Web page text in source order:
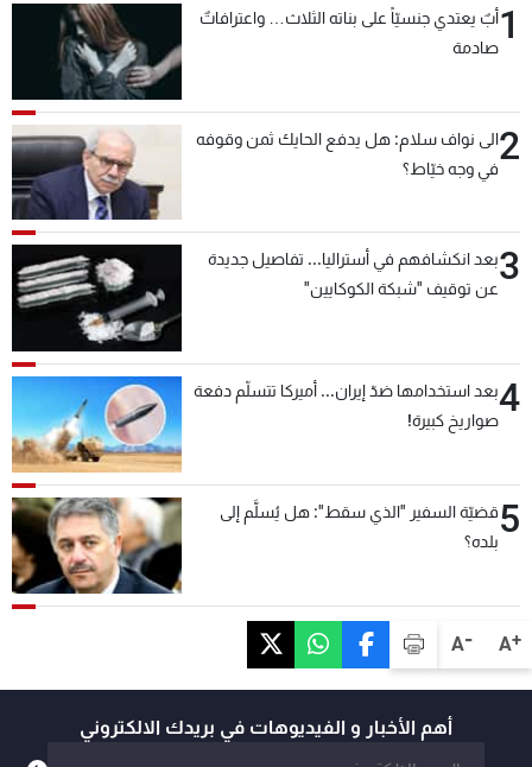
A+
A-
1أبٌ يعتدي جنسيّاً على بناته الثلاث… واعترافاتٌ
صادمة
2الى نواف سلام: هل يدفع الحايك ثمن وقوفه
في وجه خيّاط؟
3بعد انكشافهم في أستراليا... تفاصيل جديدة
عن توقيف "شبكة الكوكايين"
4بعد استخدامها ضدّ إيران... أميركا تتسلّم دفعة
صواريخ كبيرة!
5قضيّة السفير "الذي سقط": هل يُسلَّم إلى
بلده؟
أهم الأخبار و الفيديوهات في بريدك الالكتروني